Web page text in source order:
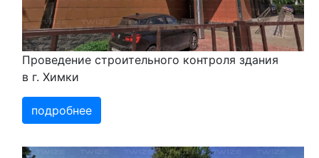
Проведение строительного контроля здания
в г. Химки
подробнее